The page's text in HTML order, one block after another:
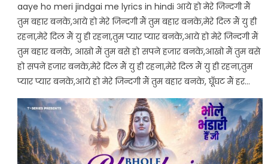
aaye ho meri jindgai me lyrics in hindi आये हो मेरे जिन्दगी मैं
तुम बहार बनके,आये हो मेरे जिन्दगी मैं तुम बहार बनके,मेरे दिल मैं यु ही
रहना,मेरे दिल मैं यु ही रहना,तुम प्यार प्यार बनके,आये हो मेरे जिन्दगी मैं
तुम बहार बनके, आखो मैं तुम बसे हो सपने हजार बनके,आखो मैं तुम बसे
हो सपने हजार बनके,मेरे दिल मैं यु ही रहना,मेरे दिल मैं यु ही रहना,तुम
प्यार प्यार बनके,आये हो मेरे जिन्दगी मैं तुम बहार बनके, घूँघट मैं हर…